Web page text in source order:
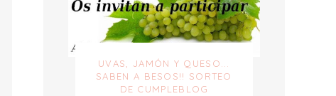
UVAS, JAMÓN Y QUESO...
SABEN A BESOS!! SORTEO
DE CUMPLEBLOG